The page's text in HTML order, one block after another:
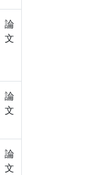
論
文
論
文
論
文